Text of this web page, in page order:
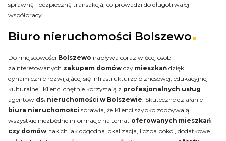
sprawną i bezpieczną transakcją, co prowadzi do długotrwałej
współpracy.
Biuro nieruchomości Bolszewo
Do miejscowości Bolszewo napływa coraz więcej osób
zainteresowanych zakupem domów czy mieszkań dzięki
dynamicznie rozwijającej się infrastrukturze biznesowej, edukacyjnej i
kulturalnej. Klienci chętnie korzystają z profesjonalnych usług
agentów ds. nieruchomości w Bolszewie. Skuteczne działanie
biura nieruchomości sprawia, że Klienci szybko zdobywają
wszystkie niezbędne informacje na temat oferowanych mieszkań
czy domów, takich jak dogodna lokalizacja, liczba pokoi, dodatkowe